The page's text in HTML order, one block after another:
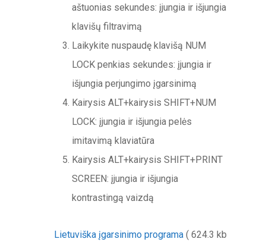
aštuonias sekundes: įjungia ir išjungia
klavišų filtravimą
Laikykite nuspaudę klavišą NUM
LOCK penkias sekundes: įjungia ir
išjungia perjungimo įgarsinimą
Kairysis ALT+kairysis SHIFT+NUM
LOCK: įjungia ir išjungia pelės
imitavimą klaviatūra
Kairysis ALT+kairysis SHIFT+PRINT
SCREEN: įjungia ir išjungia
kontrastingą vaizdą
Lietuviška įgarsinimo programa( 624.3 kb